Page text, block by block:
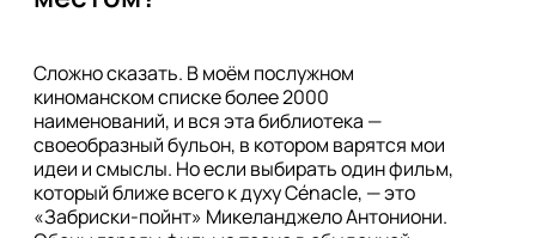
Сложно сказать. В моём послужном
киноманском списке более 2000
наименований, и вся эта библиотека —
своеобразный бульон, в котором варятся мои
идеи и смыслы. Но если выбирать один фильм,
который ближе всего к духу Cénacle, — это
«Забриски-пойнт» Микеланджело Антониони.